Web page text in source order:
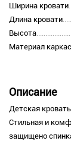
Ширина кровати
Длина кровати
Высота
Материал
Описание
Детская
Стильная и
защищено